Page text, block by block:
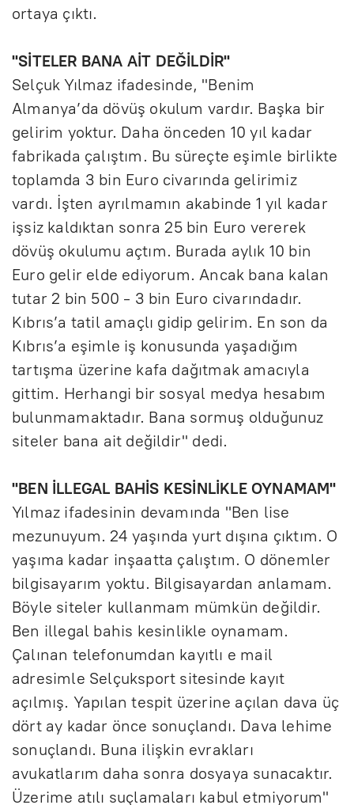
ortaya çıktı.
"SİTELER BANA AİT DEĞİLDİR"
Selçuk Yılmaz ifadesinde, "Benim
Almanya’da dövüş okulum vardır. Başka bir
gelirim yoktur. Daha önceden 10 yıl kadar
fabrikada çalıştım. Bu süreçte eşimle birlikte
toplamda 3 bin Euro civarında gelirimiz
vardı. İşten ayrılmamın akabinde 1 yıl kadar
işsiz kaldıktan sonra 25 bin Euro vererek
dövüş okulumu açtım. Burada aylık 10 bin
Euro gelir elde ediyorum. Ancak bana kalan
tutar 2 bin 500 - 3 bin Euro civarındadır.
Kıbrıs’a tatil amaçlı gidip gelirim. En son da
Kıbrıs’a eşimle iş konusunda yaşadığım
tartışma üzerine kafa dağıtmak amacıyla
gittim. Herhangi bir sosyal medya hesabım
bulunmamaktadır. Bana sormuş olduğunuz
siteler bana ait değildir" dedi.
"BEN İLLEGAL BAHİS KESİNLİKLE OYNAMAM"
Yılmaz ifadesinin devamında "Ben lise
mezunuyum. 24 yaşında yurt dışına çıktım. O
yaşıma kadar inşaatta çalıştım. O dönemler
bilgisayarım yoktu. Bilgisayardan anlamam.
Böyle siteler kullanmam mümkün değildir.
Ben illegal bahis kesinlikle oynamam.
Çalınan telefonumdan kayıtlı e mail
adresimle Selçuksport sitesinde kayıt
açılmış. Yapılan tespit üzerine açılan dava üç
dört ay kadar önce sonuçlandı. Dava lehime
sonuçlandı. Buna ilişkin evrakları
avukatlarım daha sonra dosyaya sunacaktır.
Üzerime atılı suçlamaları kabul etmiyorum"